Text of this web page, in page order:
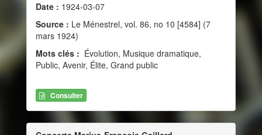
Date : 1924-03-07
Source : Le Ménestrel, vol. 86, no 10 [4584] (7
mars 1924)
Mots clés : Évolution, Musique dramatique,
Public, Avenir, Élite, Grand public
Consulter